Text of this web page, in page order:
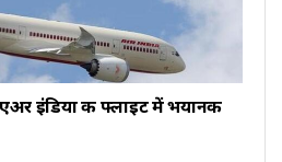
इंडिया की फ्लाइट में भयानक